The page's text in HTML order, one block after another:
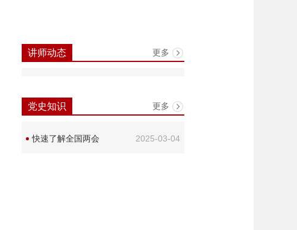
讲师动态 更多
党史知识 更多
快速了解全国两会 2025-03-04